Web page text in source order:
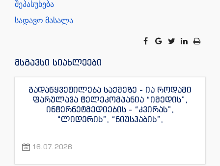
შეპასუხება
სადავო მასალა
მსგავსი სიახლეები
გადაწყვეტილება საქმეზე - ია როდამი
ფარულავა ტელეკომპანია “იმედის”,
ინტერნეტმედიების - “კვირას”,
“ლიდერის”, “ნიუსჰაბის”,
“ექსკლუზივტივის” ჟურნალისტების
16.07.2026